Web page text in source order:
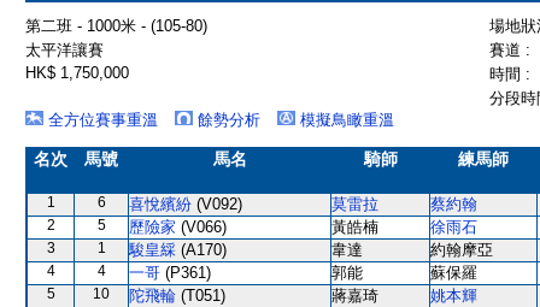
第二班 - 1000米 - (105-80)
場地
太平洋讓賽
賽道 :
HK$ 1,750,000
時間 :
分段
全方位賽事重溫
餘勢分析 模擬鳥瞰重溫
名次 馬號 馬名 騎師 練馬師
1 6 喜悅繽紛 (V092) 莫雷拉 蔡約翰
2 5 歷險家 (V066) 黃皓楠 徐雨石
3 1 駿皇綵 (A170) 韋達 約翰摩亞
4 4 一哥 (P361) 郭能 蘇保羅
5 10 陀飛輪 (T051) 蔣嘉琦 姚本輝